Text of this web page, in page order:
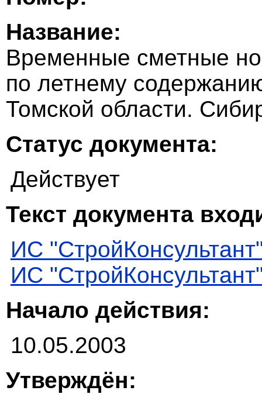
Название:
Временные сметные
по летнему
Томской области.
Статус документа:
Действует
Текст документа
ИС
ИС
Начало действия:
10.05.2003
Утверждён: